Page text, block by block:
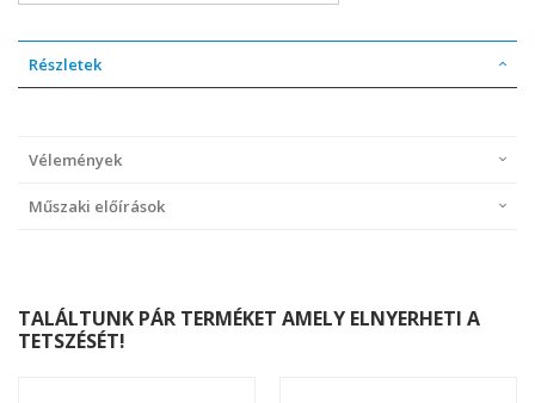
Részletek
Vélemények
Műszaki előírások
TALÁLTUNK PÁR TERMÉKET AMELY ELNYERHETI A
TETSZÉSÉT!